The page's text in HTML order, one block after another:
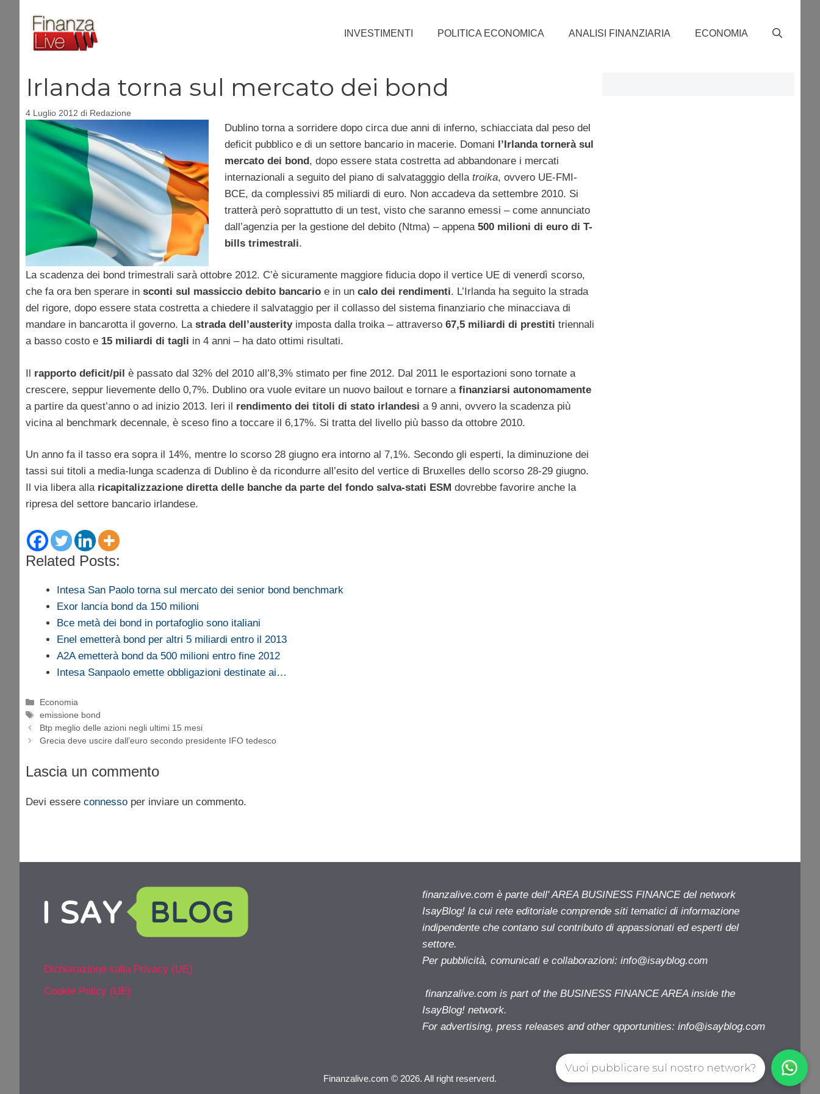
contenuto
INVESTIMENTI POLITICA ECONOMICA ANALISI FINANZIARIA ECONOMIA
Irlanda torna sul mercato dei bond
4 Luglio 2012 di Redazione
Dublino torna a sorridere dopo circa due anni di inferno, schiacciata dal peso del
deficit pubblico e di un settore bancario in macerie. Domani l’Irlanda tornerà sul
mercato dei bond, dopo essere stata costretta ad abbandonare i mercati
internazionali a seguito del piano di salvatagggio della troika, ovvero UE-FMI-
BCE, da complessivi 85 miliardi di euro. Non accadeva da settembre 2010. Si
tratterà però soprattutto di un test, visto che saranno emessi – come annunciato
dall’agenzia per la gestione del debito (Ntma) – appena 500 milioni di euro di T-
bills trimestrali.
La scadenza dei bond trimestrali sarà ottobre 2012. C’è sicuramente maggiore fiducia dopo il vertice UE di venerdì scorso,
che fa ora ben sperare in sconti sul massiccio debito bancario e in un calo dei rendimenti. L’Irlanda ha seguito la strada
del rigore, dopo essere stata costretta a chiedere il salvataggio per il collasso del sistema finanziario che minacciava di
mandare in bancarotta il governo. La strada dell’austerity imposta dalla troika – attraverso 67,5 miliardi di prestiti triennali
a basso costo e 15 miliardi di tagli in 4 anni – ha dato ottimi risultati.
Il rapporto deficit/pil è passato dal 32% del 2010 all’8,3% stimato per fine 2012. Dal 2011 le esportazioni sono tornate a
crescere, seppur lievemente dello 0,7%. Dublino ora vuole evitare un nuovo bailout e tornare a finanziarsi autonomamente
a partire da quest’anno o ad inizio 2013. Ieri il rendimento dei titoli di stato irlandesi a 9 anni, ovvero la scadenza più
vicina al benchmark decennale, è sceso fino a toccare il 6,17%. Si tratta del livello più basso da ottobre 2010.
Un anno fa il tasso era sopra il 14%, mentre lo scorso 28 giugno era intorno al 7,1%. Secondo gli esperti, la diminuzione dei
tassi sui titoli a media-lunga scadenza di Dublino è da ricondurre all’esito del vertice di Bruxelles dello scorso 28-29 giugno.
Il via libera alla ricapitalizzazione diretta delle banche da parte del fondo salva-stati ESM dovrebbe favorire anche la
ripresa del settore bancario irlandese.
Related Posts:
Intesa San Paolo torna sul mercato dei senior bond benchmark
Exor lancia bond da 150 milioni
Bce metà dei bond in portafoglio sono italiani
Enel emetterà bond per altri 5 miliardi entro il 2013
A2A emetterà bond da 500 milioni entro fine 2012
Intesa Sanpaolo emette obbligazioni destinate ai…
Categorie
Economia
Tag
emissione bond
Btp meglio delle azioni negli ultimi 15 mesi
Grecia deve uscire dall’euro secondo presidente IFO tedesco
Lascia un commento
Devi essere connesso per inviare un commento.
Dichiarazione sulla Privacy (UE)
Cookie Policy (UE)
finanzalive.com è parte dell' AREA BUSINESS FINANCE del network
IsayBlog! la cui rete editoriale comprende siti tematici di informazione
indipendente che contano sul contributo di appassionati ed esperti del
settore.
Per pubblicità, comunicati e collaborazioni: info@isayblog.com
finanzalive.com is part of the BUSINESS FINANCE AREA inside the
IsayBlog! network.
For advertising, press releases and other opportunities: info@isayblog.com
Finanzalive.com © 2026. All right reserverd.
Vuoi pubblicare sul nostro network?